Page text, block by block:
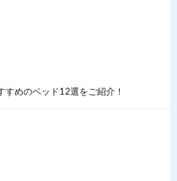
すめのベッド12選をご紹介！